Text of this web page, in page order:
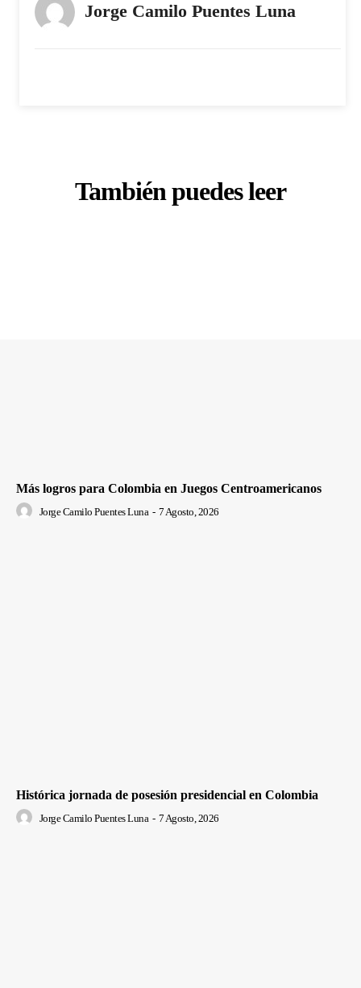
Jorge Camilo Puentes Luna
También puedes leer
Más logros para Colombia en Juegos Centroamericanos
Jorge Camilo Puentes Luna - 7 Agosto, 2026
Histórica jornada de posesión presidencial en Colombia
Jorge Camilo Puentes Luna - 7 Agosto, 2026